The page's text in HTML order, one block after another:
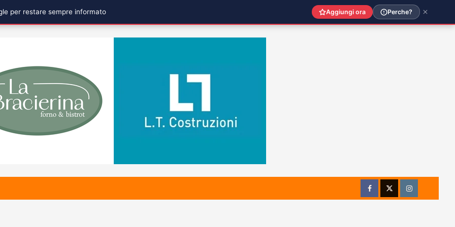
FacebookTwitterInstagram
per restare sempre informato Aggiungi ora Perche?